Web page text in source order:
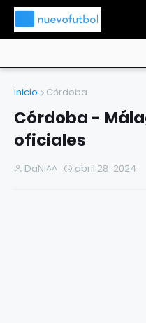
Inicio Córdoba
Córdoba -
oficiales
DaNi^^ abril 28, 2024